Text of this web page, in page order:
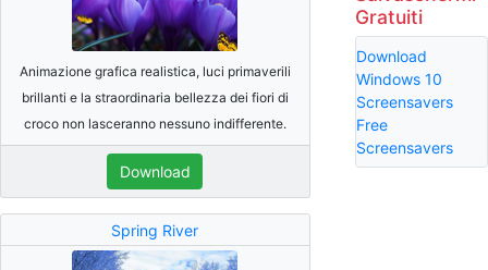
Animazione grafica realistica, luci primaverili
brillanti e la straordinaria bellezza dei fiori di
croco non lasceranno nessuno indifferente.
Download
Spring River
Gratuiti
Download
Windows 10
Screensavers
Free
Screensavers